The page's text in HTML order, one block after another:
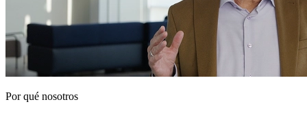
Por qué nosotros